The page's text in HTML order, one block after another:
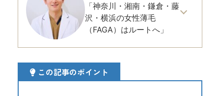
「神奈川・湘南・鎌倉・藤
沢・横浜の女性薄毛
（FAGA）はルートへ」
この記事のポイント